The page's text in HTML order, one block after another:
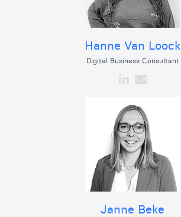
Hanne Van Loock
Digital Business Consultant
Janne Beke